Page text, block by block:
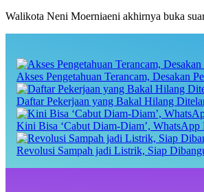
Walikota Neni Moerniaeni akhirnya buka
Akses Pengetahuan Terancam, Desakan
Daftar Pekerjaan yang Bakal Hilang
Kini Bisa ‘Cabut Diam-Diam’,
Revolusi Sampah jadi Listrik, Siap